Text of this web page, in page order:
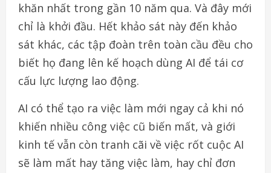
khăn nhất trong gần 10 năm qua. Và đây mới
chỉ là khởi đầu. Hết khảo sát này đến khảo
sát khác, các tập đoàn trên toàn cầu đều cho
biết họ đang lên kế hoạch dùng AI để tái cơ
cấu lực lượng lao động.
AI có thể tạo ra việc làm mới ngay cả khi nó
khiến nhiều công việc cũ biến mất, và giới
kinh tế vẫn còn tranh cãi về việc rốt cuộc AI
sẽ làm mất hay tăng việc làm, hay chỉ đơn